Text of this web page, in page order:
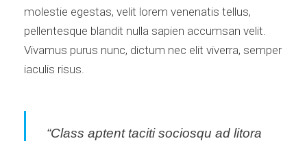
molestie egestas, velit lorem venenatis tellus,
pellentesque blandit nulla sapien accumsan velit.
Vivamus purus nunc, dictum nec elit viverra, semper
iaculis risus.
“Class aptent taciti sociosqu ad litora